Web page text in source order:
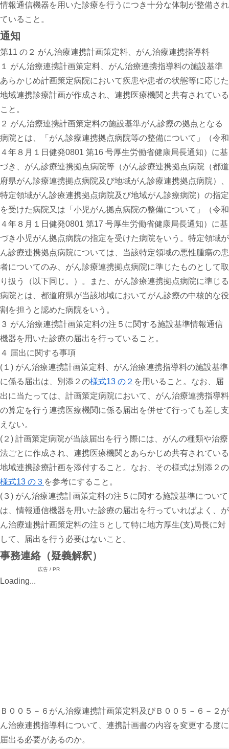
情報通信機器を用いた診療を行うにつき十分な体制が整備され
ていること。
通知
第11 の２ がん治療連携計画策定料、がん治療連携指導料
１ がん治療連携計画策定料、がん治療連携指導料の施設基準
あらかじめ計画策定病院において疾患や患者の状態等に応じた
地域連携診療計画が作成され、連携医療機関と共有されている
こと。
２ がん治療連携計画策定料の施設基準がん診療の拠点となる
病院とは、「がん診療連携拠点病院等の整備について」（令和
４年８ 月 １日 健発0801 第16 号厚生労働省健康局長通知）に基
づき、がん診療連携拠点病院等（がん診療連携拠点病院（都道
府県がん診療連携拠点病院及び地域がん診療連携拠点病院）、
特定領域がん診療連携拠点病院及び地域がん診療病院）の指定
を受けた病院又は「小児がん拠点病院の整備について」（令和
４年８ 月 １ 日健発0801 第17 号厚生労働省健康局長通知）に基
づき小児がん拠点病院の指定を受けた病院をいう。特定領域が
ん診療連携拠点病院については、当該特定領域の悪性腫瘍の患
者についてのみ、がん診療連携拠点病院に準じたものとして取
り扱う（以下同じ。）。また、がん診療連携拠点病院に準じる
病院とは、都道府県が当該地域においてがん診療の中核的な役
割を担うと認めた病院をいう。
３ がん治療連携計画策定料の注５に関する施設基準情報通信
機器を用いた診療の届出を行っていること。
４ 届出に関する事項
(１) がん治療連携計画策定料、がん治療連携指導料の施設基準
に係る届出は、別添２の様式13 の２ を用いること。なお、届
出に当たっては、計画策定病院において、がん治療連携指導料
の算定を行う連携医療機関に係る届出を併せて行っても差し支
えない。
(２) 計画策定病院が当該届出を行う際には、がんの種類や治療
法ごとに作成され、連携医療機関とあらかじめ共有されている
地域連携診療計画を添付すること。なお、その様式は別添２の
様式13 の３ を参考にすること。
(３) がん治療連携計画策定料の注５に関する施設基準について
は、情報通信機器を用いた診療の届出を行っていればよく、が
ん治療連携計画策定料の注５として特に地方厚生(支)局長に対
して、届出を行う必要はないこと。
事務連絡（疑義解釈）
広告 / PR
Loading...
Ｂ００５－６がん治療連携計画策定料及びＢ００５－６－２が
ん治療連携指導料について、連携計画書の内容を変更する度に
届出る必要があるのか。